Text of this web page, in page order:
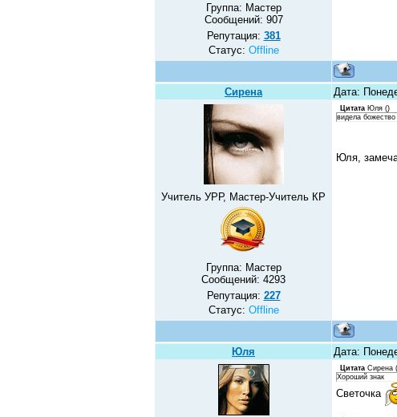
Группа: Мастер
Сообщений: 907
Репутация: 381
Статус: Offline
Сирена Дата:
Учитель УРР, Мастер-Учитель КР
Группа: Мастер
Сообщений: 4293
Репутация: 227
Статус: Offline
Цитата Юля ()
видела
Юля,
Юля Дата:
Цитата Сирена (
Хороший знак
Светочка